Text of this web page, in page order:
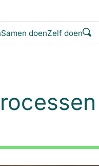
Samen doenZelf doen